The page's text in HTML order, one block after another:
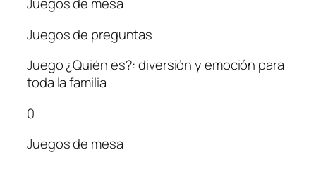
Juegos de mesa
Juegos de preguntas
Juego ¿Quién es?: diversión y emoción para
toda la familia
0
Juegos de mesa